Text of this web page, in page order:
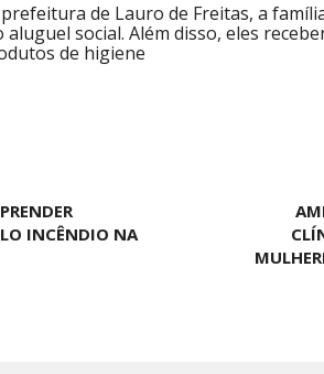
de Lauro de Freitas, a
aluguel social. Além disso, eles
de higiene
INCÊNDIO NA